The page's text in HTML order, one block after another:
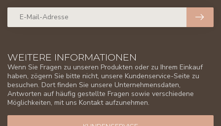
WEITERE INFORMATIONEN
Wenn Sie Fragen zu unseren Produkten oder zu Ihrem Einkauf
haben, zögern Sie bitte nicht, unsere Kundenservice-Seite zu
besuchen. Dort finden Sie unsere Unternehmensdaten,
Antworten auf häufig gestellte Fragen sowie verschiedene
Möglichkeiten, mit uns Kontakt aufzunehmen.